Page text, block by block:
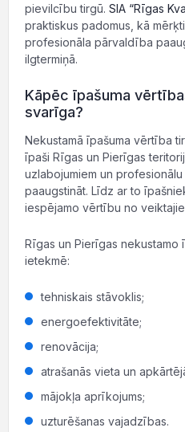
pievilcību tirgū. SIA “Rīgas
praktiskus padomus, kā
profesionāla pārvaldība
ilgtermiņā.
Kāpēc īpašuma
svarīga?
Nekustamā īpašuma vērtība
īpaši Rīgas un Pierīgas
uzlabojumiem un
paaugstināt. Līdz ar to
iespējamo vērtību no
Rīgas un Pierīgas
ietekmē:
tehniskais stāvoklis;
energoefektivitāte;
renovācija;
atrašanās vieta un
mājokļa aprīkojums;
uzturēšanas vajadzības.